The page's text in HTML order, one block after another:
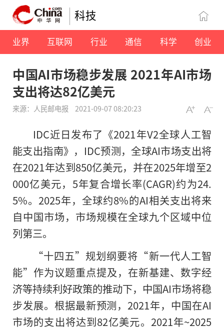
科技
业界 互联网 行业 通信 科学 创业
中国AI市场稳步发展 2021年AI市场
支出将达82亿美元
来源：人民邮电报 2021-09-07 08:20:23
IDC近日发布了《2021年V2全球人工智
能支出指南》，IDC预测，全球AI市场支出将
在2021年达到850亿美元，并在2025年增至2
000亿美元，5年复合增长率(CAGR)约为24.
5%。2025年，全球约8%的AI相关支出将来
自中国市场，市场规模在全球九个区域中位
列第三。
“十四五”规划纲要将“新一代人工智
能”作为议题重点提及，在新基建、数字经
济等持续利好政策的推动下，中国AI市场将稳
步发展。根据最新预测，2021年，中国在AI
市场的支出将达到82亿美元。2021年~2025